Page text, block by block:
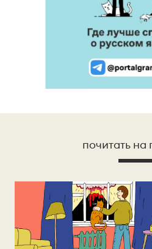
почитать на